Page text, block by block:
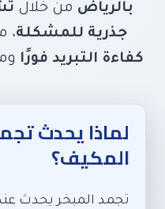
بالرياض من خلال
جذرية للمشكلة،
كفاءة التبريد فورًا
لماذا يحدث
المكيف؟
تجمد المبخر يحدث